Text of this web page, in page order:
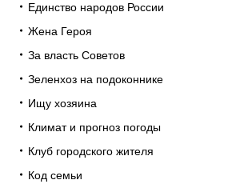
Единство народов России
Жена Героя
За власть Советов
Зеленхоз на подоконнике
Ищу хозяина
Климат и прогноз погоды
Клуб городского жителя
Код семьи